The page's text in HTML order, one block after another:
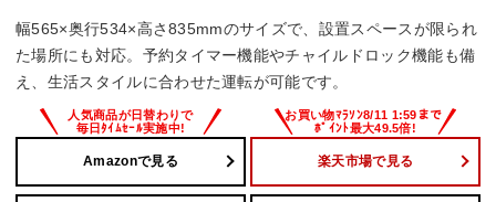
幅565×奥行534×高さ835mmのサイズで、設置スペースが限られ
た場所にも対応。予約タイマー機能やチャイルドロック機能も備
え、生活スタイルに合わせた運転が可能です。
Amazonで見る 楽天市場で見る